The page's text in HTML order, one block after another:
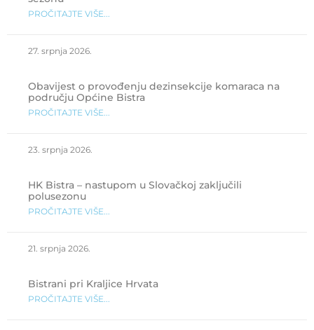
PROČITAJTE VIŠE...
27. srpnja 2026.
Obavijest o provođenju dezinsekcije komaraca na
području Općine Bistra
PROČITAJTE VIŠE...
23. srpnja 2026.
HK Bistra – nastupom u Slovačkoj zaključili
polusezonu
PROČITAJTE VIŠE...
21. srpnja 2026.
Bistrani pri Kraljice Hrvata
PROČITAJTE VIŠE...